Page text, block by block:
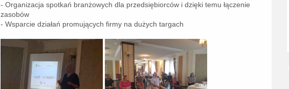
- Organizacja spotkań branżowych dla przedsiębiorców i dzięki temu łączenie
zasobów
- Wsparcie działań promujących firmy na dużych targach